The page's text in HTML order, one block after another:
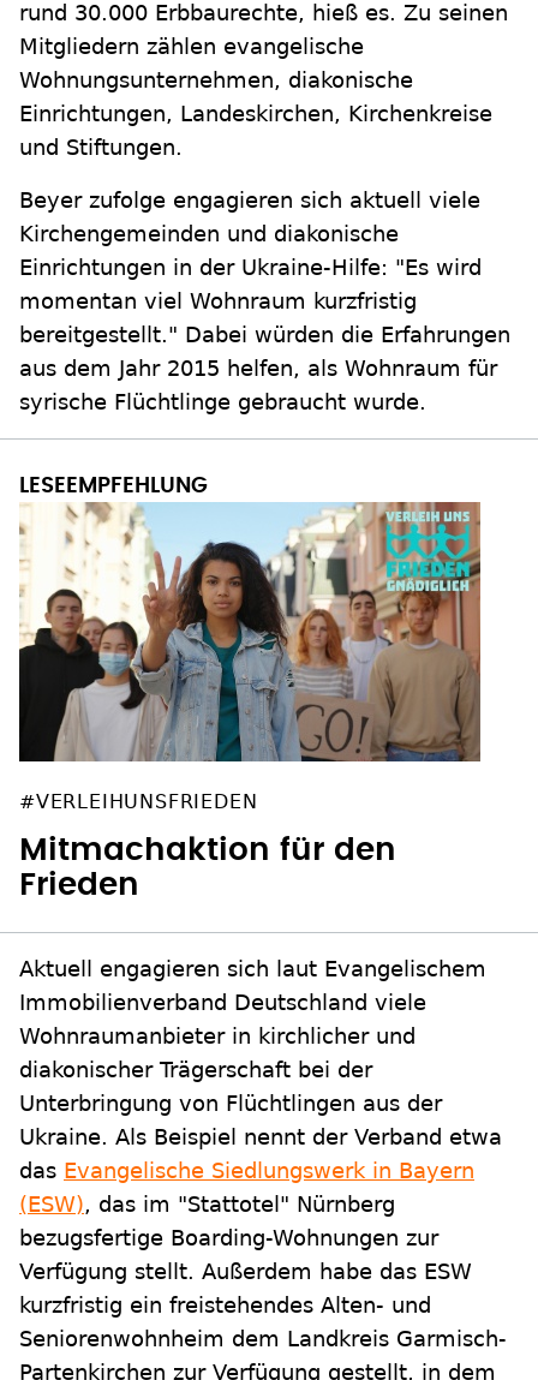
rund 30.000 Erbbaurechte, hieß es. Zu seinen
Mitgliedern zählen evangelische
Wohnungsunternehmen, diakonische
Einrichtungen, Landeskirchen, Kirchenkreise
und Stiftungen.
Beyer zufolge engagieren sich aktuell viele
Kirchengemeinden und diakonische
Einrichtungen in der Ukraine-Hilfe: "Es wird
momentan viel Wohnraum kurzfristig
bereitgestellt." Dabei würden die Erfahrungen
aus dem Jahr 2015 helfen, als Wohnraum für
syrische Flüchtlinge gebraucht wurde.
#VERLEIHUNSFRIEDEN
Mitmachaktion für den
Frieden
Aktuell engagieren sich laut Evangelischem
Immobilienverband Deutschland viele
Wohnraumanbieter in kirchlicher und
diakonischer Trägerschaft bei der
Unterbringung von Flüchtlingen aus der
Ukraine. Als Beispiel nennt der Verband etwa
das Evangelische Siedlungswerk in Bayern
(ESW), das im "Stattotel" Nürnberg
bezugsfertige Boarding-Wohnungen zur
Verfügung stellt. Außerdem habe das ESW
kurzfristig ein freistehendes Alten- und
Seniorenwohnheim dem Landkreis Garmisch-
Partenkirchen zur Verfügung gestellt, in dem